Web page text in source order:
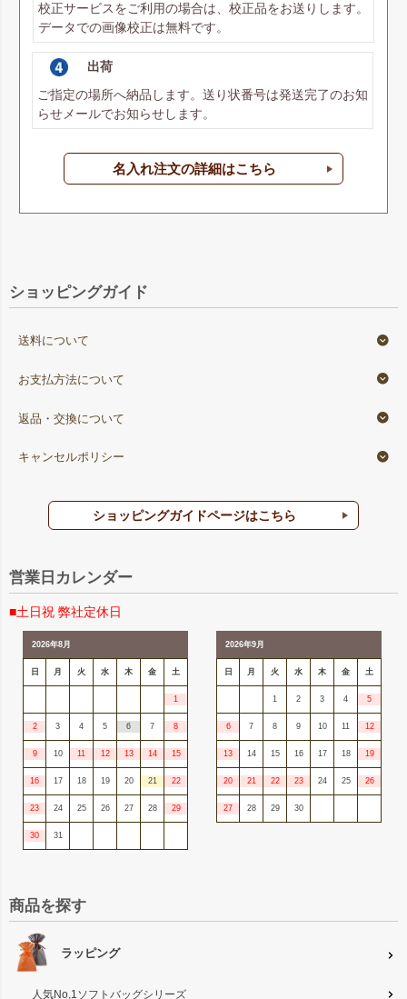
校正サービスをご利用の場合は、校正品をお送りします。
データでの画像校正は無料です。
出荷
ご指定の場所へ納品します。送り状番号は発送完了のお知
らせメールでお知らせします。
名入れ注文の詳細はこちら
ショッピングガイド
送料について
お支払方法について
返品・交換について
キャンセルポリシー
ショッピングガイドページはこちら
営業日カレンダー
■土日祝 弊社定休日
2026年8月
日 月 火 水 木 金 土
1
2 3 4 5 6 7 8
9 10 11 12 13 14 15
16 17 18 19 20 21 22
23 24 25 26 27 28 29
30 31
2026年9月
日 月 火 水 木 金 土
1 2 3 4 5
6 7 8 9 10 11 12
13 14 15 16 17 18 19
20 21 22 23 24 25 26
27 28 29 30
商品を探す
ラッピング
人気No,1ソフトバッグシリーズ